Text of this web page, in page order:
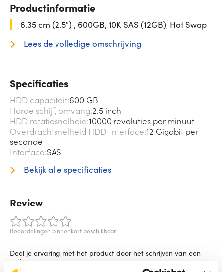
Productinformatie
6.35 cm (2.5") , 600GB, 10K SAS (12GB), Hot Swap
Lees de volledige omschrijving
Specificaties
HDD capaciteit 600 GB
Harde schijf, omvang 2.5 inch
HDD rotatiesnelheid 10000 revoluties per minuut
Overdrachtsnelheid HDD-interface 12 Gigabit per
seconde
Interface SAS
Bekijk alle specificaties
Review
Beoordelingen binnenkort beschikbaar
Deel je ervaring met het product door het schrijven van een
review.